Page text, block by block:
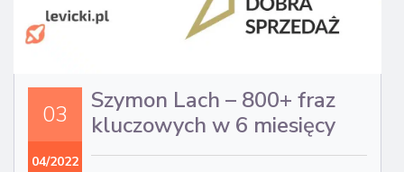
03
04/2022
Szymon Lach – 800+ fraz
kluczowych w 6 miesięcy